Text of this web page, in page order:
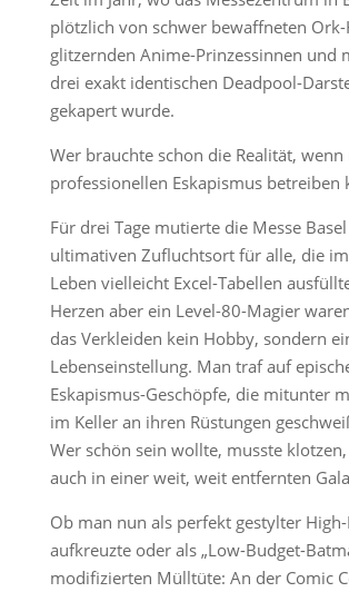
plötzlich von schwer bewaffneten
glitzernden Anime-Prinzessinnen und
drei exakt identischen Deadpool-
gekapert wurde.
Wer brauchte schon die Realität, wenn
professionellen Eskapismus betreiben
Für drei Tage mutierte die Messe
ultimativen Zufluchtsort für alle, die
Leben vielleicht Excel-Tabellen
Herzen aber ein Level-80-Magier
das Verkleiden kein Hobby, sondern
Lebenseinstellung. Man traf auf
Eskapismus-Geschöpfe, die mitunter
im Keller an ihren Rüstungen
Wer schön sein wollte, musste
auch in einer weit, weit entfernten
Ob man nun als perfekt gestylter
aufkreuzte oder als „Low-Budget-
modifizierten Mülltüte: An der Comic